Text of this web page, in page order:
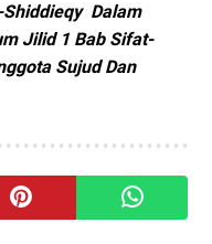
Dalam
Jilid 1 Bab Sifat-
Sujud Dan